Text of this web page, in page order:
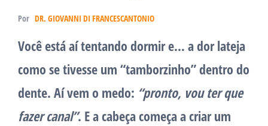
Por DR. GIOVANNI DI FRANCESCANTONIO
Você está aí tentando dormir e… a dor lateja
como se tivesse um “tamborzinho” dentro do
dente. Aí vem o medo: “pronto, vou ter que
fazer canal”. E a cabeça começa a criar um